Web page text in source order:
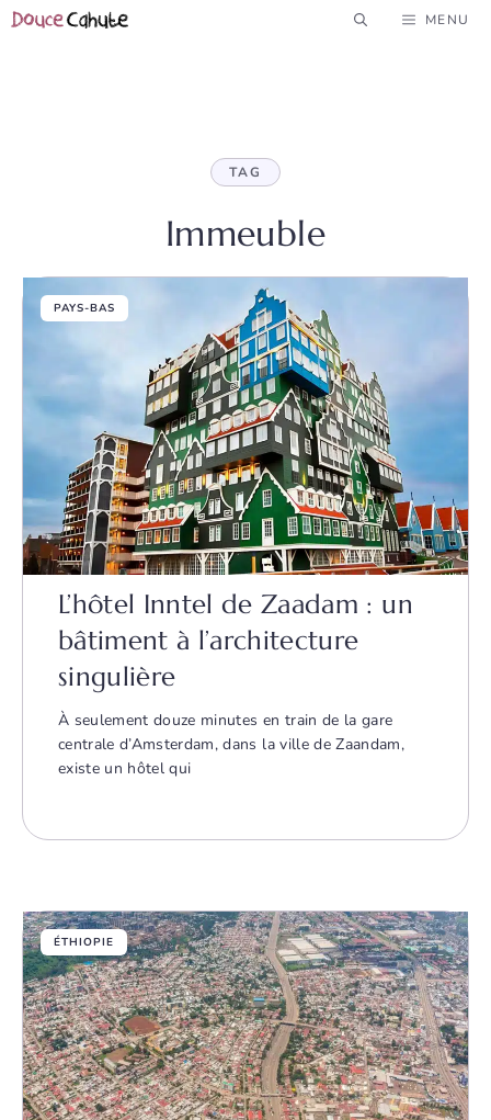
Aller
MENU
TAG
Immeuble
PAYS-BAS
L’hôtel Inntel de Zaadam : un
bâtiment à l’architecture
singulière
À seulement douze minutes en train de la gare
centrale d’Amsterdam, dans la ville de Zaandam,
existe un hôtel qui
ÉTHIOPIE